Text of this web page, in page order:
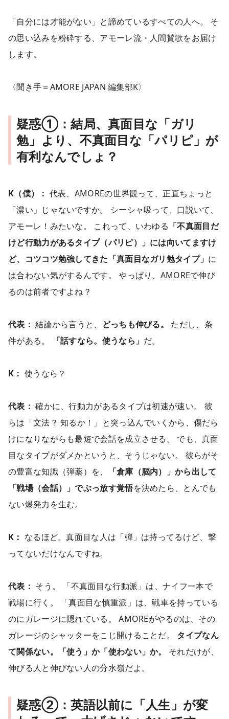
「自分には才能がない」と諦めているすべての人へ。 そ
の思い込みを粉砕する、アモーレ流・人間賛歌をお届け
します。
〈聞き手＝AMORE JAPAN 編集部K〉
疑惑①：結局、真面目な「ガリ
勉」より、不真面目な「パリピ」が
有利なんでしょ？
K（僕）： 代表、AMOREの世界観って、正直ちょっと
「濃い」じゃないですか。 シーシャ吸って、口説いて、
アモーレ！みたいな。 これって、いわゆる 「不真面目だ
けど行動力があるタイプ（パリピ）」には向いてますけ
ど、コツコツ勉強してきた「真面目なガリ勉タイプ」 に
は合わない気がするんです。 やっぱり、AMOREで伸び
るのは前者ですよね？
代表： 結論から言うと、 どっちも伸びる。
ただし、条
件がある。
「話すなら。使うなら」 だ。
K： 使うなら？
代表： 確かに、行動力があるタイプは初速が速い。 彼
らは「文法？ 知るか！」と突っ込んでいくから、傷だら
けになりながらも最短で会話を成立させる。 でも、真面
目なタイプがダメかというと、そうじゃない。 彼らがそ
の豊富な知識（弾薬）を、
「倉庫（脳内）」から出して
「戦場（会話）」でぶっ放す覚悟を決めたら、とんでも
ない爆発力を生む。
K： なるほど。真面目な人は「弾」は持ってるけど、撃
ってないだけなんですね。
代表： そう。 「不真面目な行動派」は、ナイフ一本で
戦場に行く。 「真面目な慎重派」は、戦車を持っている
のにガレージに隠れている。 AMOREがやるのは、その
ガレージのシャッターをこじ開けることだ。 タイプなん
て関係ない。「使う」か「使わない」か。
それだけが、
伸びる人と伸びない人の分水嶺だよ。
疑惑②：英語以前に「人生」が変